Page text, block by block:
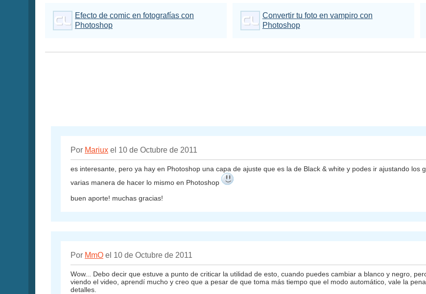
Efecto de comic en fotografías con
Photoshop
Convertir tu foto en vampiro con
Photoshop
Por Mariux el 10 de Octubre de 2011
es interesante, pero ya hay en Photoshop una capa de ajuste que es la de Black & white y podes ir ajustando los
varias manera de hacer lo mismo en Photoshop
buen aporte! muchas gracias!
Por MmO el 10 de Octubre de 2011
Wow... Debo decir que estuve a punto de criticar la utilidad de esto, cuando puedes cambiar a blanco y negro,
viendo el video, aprendí mucho y creo que a pesar de que toma más tiempo que el modo automático, vale la
detalles.